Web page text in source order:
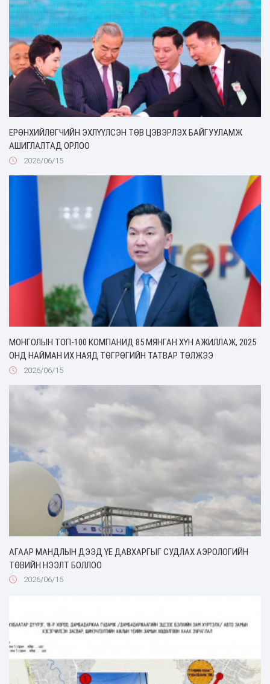
ЕРӨНХИЙЛӨГЧИЙН ЭХЛҮҮЛСЭН ТӨВ ЦЭВЭРЛЭХ БАЙГУУЛАМЖ
АШИГЛАЛТАД ОРЛОО
2026/06/15
МОНГОЛЫН ТОП-100 КОМПАНИД 85 МЯНГАН ХҮН АЖИЛЛАЖ, 2025
ОНД НАЙМАН ИХ НАЯД ТӨГРӨГИЙН ТАТВАР ТӨЛЖЭЭ
2026/06/15
АГААР МАНДЛЫН ДЭЭД ҮЕ ДАВХАРГЫГ СУДЛАХ АЭРОЛОГИЙН
ТӨВИЙН НЭЭЛТ БОЛЛОО
2026/06/15